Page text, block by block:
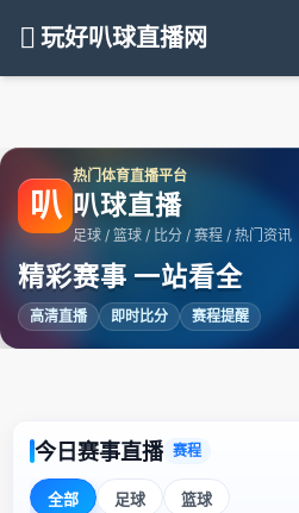
玩好叭球直播网
叭
热门体育直播平台
叭球直播
足球 / 篮球 / 比分 / 赛程 / 热门资讯
精彩赛事 一站看全
高清直播 即时比分 赛程提醒